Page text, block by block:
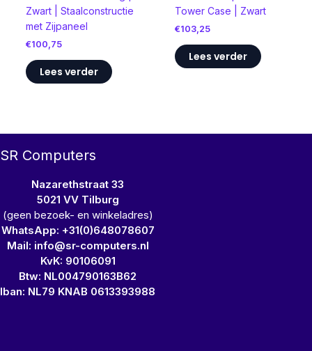
Zwart | Staalconstructie
met Zijpaneel
€100,75
Lees verder
Tower Case | Zwart
€103,25
Lees verder
SR Computers
Nazarethstraat 33
5021 VV Tilburg
(geen bezoek- en winkeladres)
WhatsApp: +31(0)648078607
Mail: info@sr-computers.nl
KvK: 90106091
Btw: NL004790163B62
Iban: NL79 KNAB 0613393988